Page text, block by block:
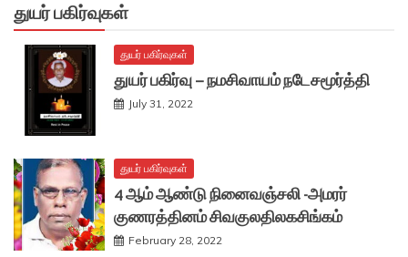
துயர் பகிர்வுகள்
துயர் பகிர்வுகள்
துயர் பகிர்வு – நமசிவாயம் நடேசமூர்த்தி
July 31, 2022
துயர் பகிர்வுகள்
4 ஆம் ஆண்டு நினைவஞ்சலி -அமரர்
குணரத்தினம் சிவகுலதிலகசிங்கம்
February 28, 2022